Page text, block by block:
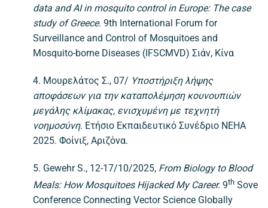
data and AI in mosquito control in Europe: The case
study of Greece. 9th International Forum for
Surveillance and Control of Mosquitoes and
Mosquito-borne Diseases (IFSCMVD) Σιάν, Κίνα
4. Μουρελάτος Σ., 07/ Υποστήριξη λήψης
αποφάσεων για την καταπολέμηση κουνουπιών
μεγάλης κλίμακας, ενισχυμένη με τεχνητή
νοημοσύνη. Ετήσιο Εκπαιδευτικό Συνέδριο NEHA
2025. Φοίνιξ, Αριζόνα.
5. Gewehr S., 12-17/10/2025, From Biology to Blood
Meals: How Mosquitoes Hijacked My Career. 9th Sove
Conference Connecting Vector Science Globally